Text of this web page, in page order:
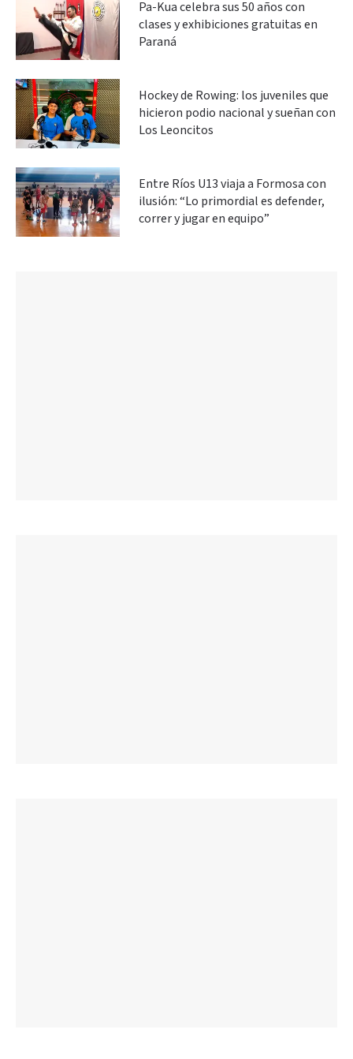
Pa-Kua celebra sus 50 años con
clases y exhibiciones gratuitas en
Paraná
Hockey de Rowing: los juveniles que
hicieron podio nacional y sueñan con
Los Leoncitos
Entre Ríos U13 viaja a Formosa con
ilusión: “Lo primordial es defender,
correr y jugar en equipo”